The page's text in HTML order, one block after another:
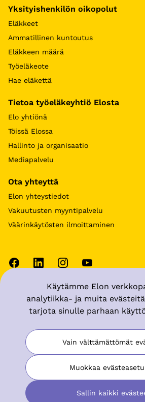
Käytämme Elon
analytiikka- ja muita
tarjota sinulle parhaan
Vain välttämättömät
Muokkaa
Sallin kaikki
Yksityishenkilön oikopolut
Eläkkeet
Ammatillinen kuntoutus
Eläkkeen määrä
Työeläkeote
Hae eläkettä
Tietoa työeläkeyhtiö Elosta
Elo yhtiönä
Töissä Elossa
Hallinto ja organisaatio
Mediapalvelu
Ota yhteyttä
Elon yhteystiedot
Vakuutusten myyntipalvelu
Väärinkäytösten ilmoittaminen
Käyttöehdot
Tietosuoja
Muuta evästeasetuksia
Saavutettavuusseloste